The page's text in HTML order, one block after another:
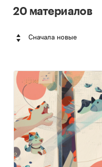
20 материалов
Сначала новые